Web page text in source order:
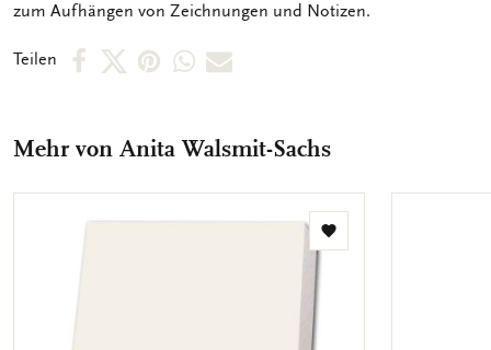
zum Aufhängen von Zeichnungen und Notizen.
Teilen
Per Per Per PerPer
teilen
Mehr von Anita Walsmit-Sachs
Zur